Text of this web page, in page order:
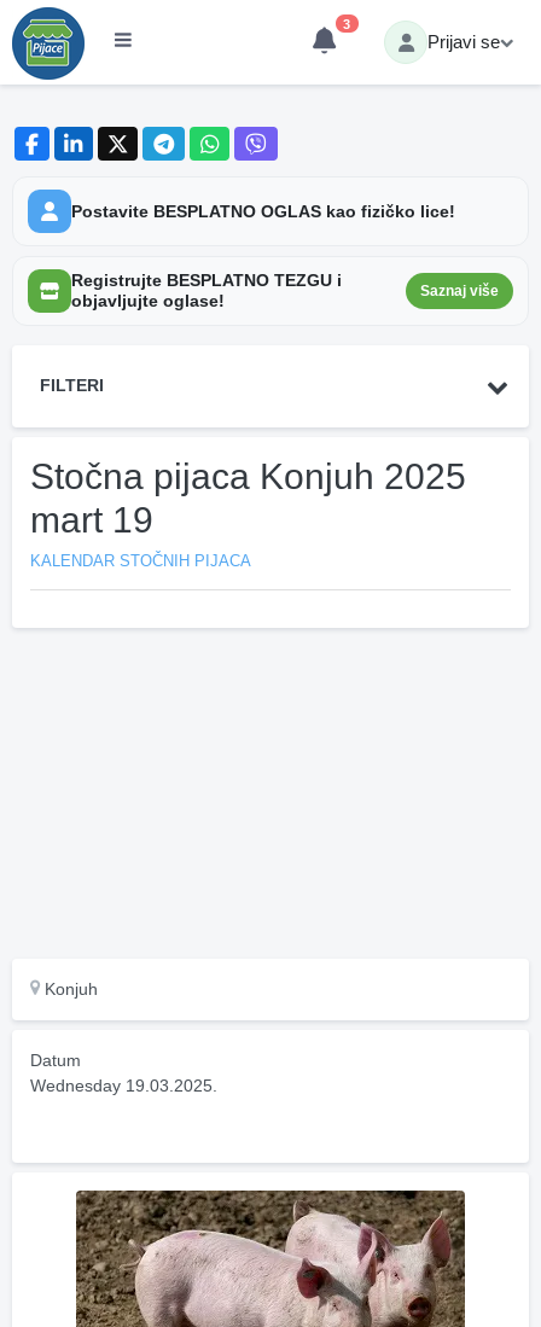
3
Prijavi se
Postavite BESPLATNO OGLAS kao fizičko lice!
Registrujte BESPLATNO TEZGU i
objavljujte oglase!
Saznaj više
FILTERI
Stočna pijaca Konjuh 2025
mart 19
KALENDAR STOČNIH PIJACA
Konjuh
Datum
Wednesday 19.03.2025.